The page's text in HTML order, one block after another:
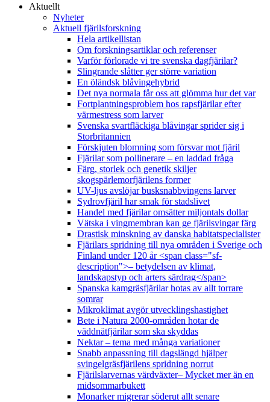
Aktuellt
Nyheter
Aktuell fjärilsforskning
Hela artikellistan
Om forskningsartiklar och referenser
Varför förlorade vi tre svenska dagfjärilar?
Slingrande slåtter ger större variation
En öländsk blåvingehybrid
Det nya normala får oss att glömma hur det var
Fortplantningsproblem hos rapsfjärilar efter
värmestress som larver
Svenska svartfläckiga blåvingar sprider sig i
Storbritannien
Förskjuten blomning som försvar mot fjäril
Fjärilar som pollinerare – en laddad fråga
Färg, storlek och genetik skiljer
skogspärlemorfjärilens former
UV-ljus avslöjar busksnabbvingens larver
Sydrovfjäril har smak för stadslivet
Handel med fjärilar omsätter miljontals dollar
Vätska i vingmembran kan ge fjärilsvingar färg
Drastisk minskning av danska habitatspecialister
Fjärilars spridning till nya områden i Sverige och
Finland under 120 år <span class="sf-
description">– betydelsen av klimat,
landskapstyp och arters särdrag</span>
Spanska kamgräsfjärilar hotas av allt torrare
somrar
Mikroklimat avgör utvecklingshastighet
Bete i Natura 2000-områden hotar de
väddnätfjärilar som ska skyddas
Nektar – tema med många variationer
Snabb anpassning till dagslängd hjälper
svingelgräsfjärilens spridning norrut
Fjärilslarvernas värdväxter– Mycket mer än en
midsommarbukett
Monarker migrerar söderut allt senare